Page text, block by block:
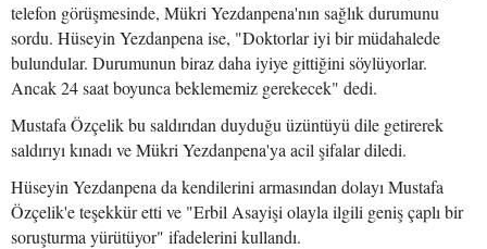
telefon görüşmesinde, Mükri Yezdanpena'nın sağlık durumunu
sordu. Hüseyin Yezdanpena ise, "Doktorlar iyi bir müdahalede
bulundular. Durumunun biraz daha iyiye gittiğini söylüyorlar.
Ancak 24 saat boyunca beklememiz gerekecek" dedi.
Mustafa Özçelik bu saldırıdan duyduğu üzüntüyü dile getirerek
saldırıyı kınadı ve Mükri Yezdanpena'ya acil şifalar diledi.
Hüseyin Yezdanpena da kendilerini armasından dolayı Mustafa
Özçelik'e teşekkür etti ve "Erbil Asayişi olayla ilgili geniş çaplı bir
soruşturma yürütüyor" ifadelerini kullandı.